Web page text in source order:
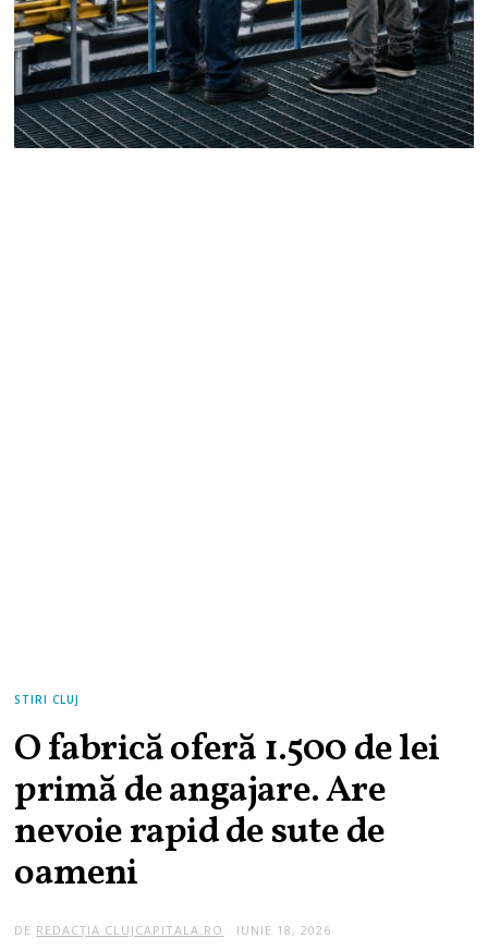
STIRI CLUJ
O fabrică oferă 1.500 de lei
primă de angajare. Are
nevoie rapid de sute de
oameni
DE REDACȚIA CLUJCAPITALA.RO IUNIE 18, 2026